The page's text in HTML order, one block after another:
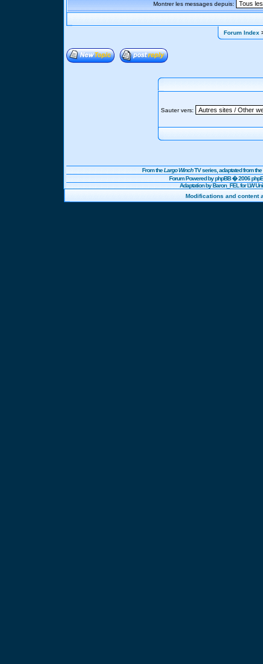
Montrer les messages depuis:
Forum Index
Sauter vers:
From theLargo WinchTV series, adaptated from
Forum Powered byphpBB� 2006
Adaptation by Baron_FEL for LW
Modifications and content